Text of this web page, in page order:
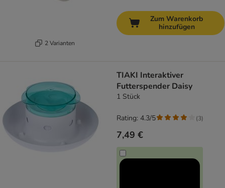
2 Varianten
Zum Warenkorb
hinzufügen
TIAKI Interaktiver
Futterspender Daisy
1 Stück
7,49 €
Rating: 4.3/5 (3)